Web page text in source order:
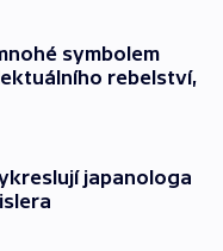
symbolem
rebelství,
japanologa